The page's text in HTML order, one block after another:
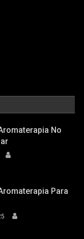
No
Para